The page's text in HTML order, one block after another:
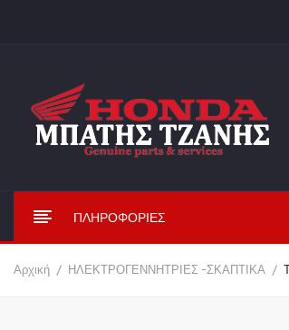
ΠΛΗΡΟΦΟΡΊΕΣ
Αρχική ΗΛΕΚΤΡΟΓΕΝΝΗΤΡΙΕΣ -ΣΚΑΠΤΙΚΑ